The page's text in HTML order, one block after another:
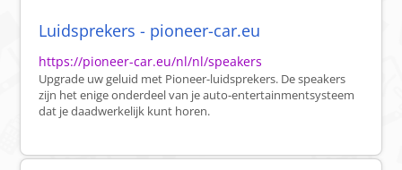
Luidsprekers - pioneer-car.eu
https://pioneer-car.eu/nl/nl/speakers
Upgrade uw geluid met Pioneer-luidsprekers. De speakers
zijn het enige onderdeel van je auto-entertainmentsysteem
dat je daadwerkelijk kunt horen.